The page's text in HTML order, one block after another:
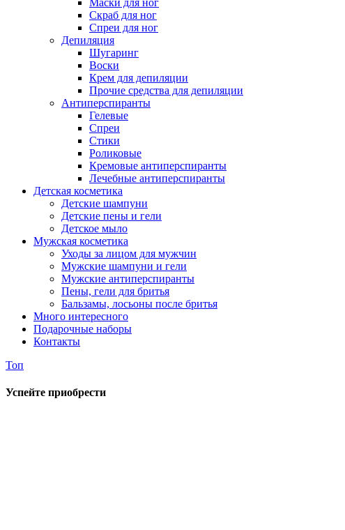
Скраб для ног
Спреи для ног
Депиляция
Шугаринг
Воски
Крем для депиляции
Прочие средства для депиляции
Антиперспиранты
Гелевые
Спреи
Стики
Роликовые
Кремовые антиперспиранты
Лечебные антиперспиранты
Детская косметика
Детские шампуни
Детские пены и гели
Детское мыло
Мужская косметика
Уходы за лицом для мужчин
Мужские шампуни и гели
Мужские антиперспиранты
Пены, гели для бритья
Бальзамы, лосьоны после бритья
Много интересного
Подарочные наборы
Контакты
Топ
Успейте приобрести